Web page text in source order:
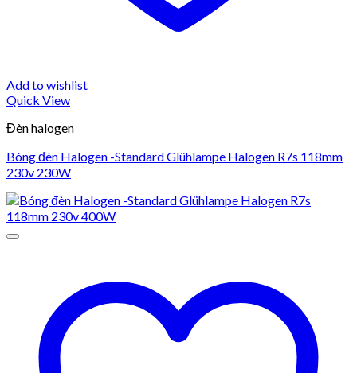
Add to wishlist
Quick View
Đèn halogen
Bóng đèn Halogen -Standard Glühlampe Halogen R7s 118mm
230v 230W